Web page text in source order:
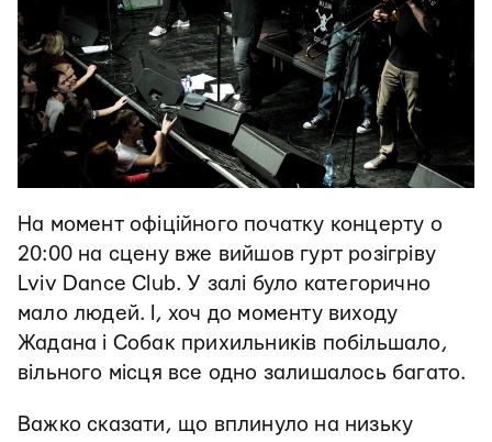
На момент офіційного початку концерту о
20:00 на сцену вже вийшов гурт розігріву
Lviv Dance Club. У залі було категорично
мало людей. І, хоч до моменту виходу
Жадана і Собак прихильників побільшало,
вільного місця все одно залишалось багато.
Важко сказати, що вплинуло на низьку